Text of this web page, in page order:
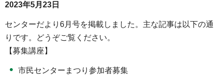
2023年5月23日
センターだより6月号を掲載しました。主な記事は以下の通
りです。どうぞご覧ください。
【募集講座】
市民センターまつり参加者募集